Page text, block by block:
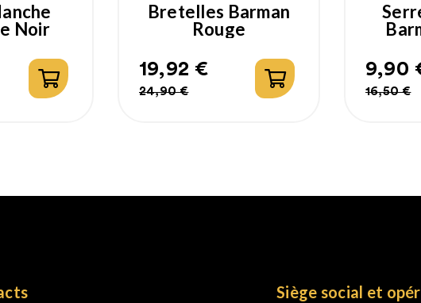
Noir
Bretelles Barman
Rouge
Prix
24,90 €
Prix
19,92 €
Prix
16,50 €
Prix
9,90
Siège social et